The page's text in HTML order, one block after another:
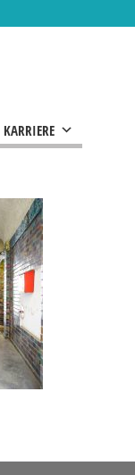
KARRIERE